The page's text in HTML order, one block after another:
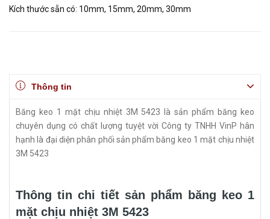
Kích thước sẵn có: 10mm, 15mm, 20mm, 30mm
Thông tin
Băng keo 1 mặt chịu nhiệt 3M 5423 là sản phẩm băng keo
chuyên dụng có chất lượng tuyệt vời Công ty TNHH VinP hân
hạnh là đại diện phân phối sản phẩm băng keo 1 mặt chịu nhiệt
3M 5423
Thông tin chi tiết sản phẩm băng keo 1
mặt chịu nhiệt 3M 5423